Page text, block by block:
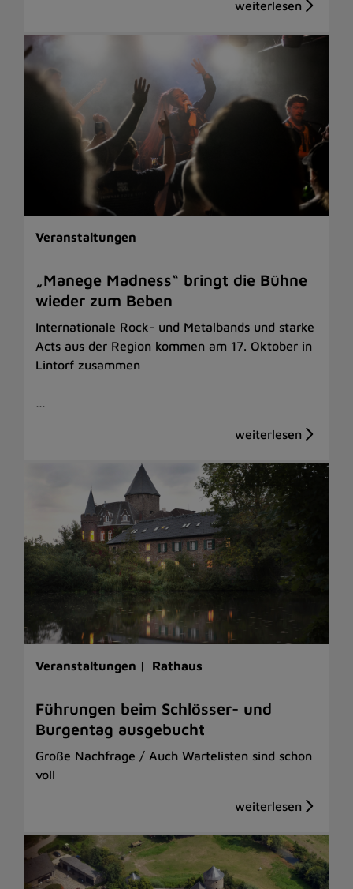
Veranstaltungen
„Manege Madness“ bringt die Bühne
wieder zum Beben
Internationale Rock- und Metalbands und starke
Acts aus der Region kommen am 17. Oktober in
Lintorf zusammen
…
Veranstaltungen | Rathaus
Führungen beim Schlösser- und
Burgentag ausgebucht
Große Nachfrage / Auch Wartelisten sind schon
voll